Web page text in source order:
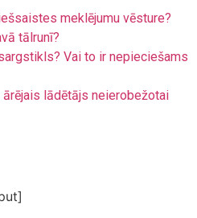
meklējumu vēsture?
tālrunī?
Vai to ir nepieciešams
ārējais lādētājs neierobežotai